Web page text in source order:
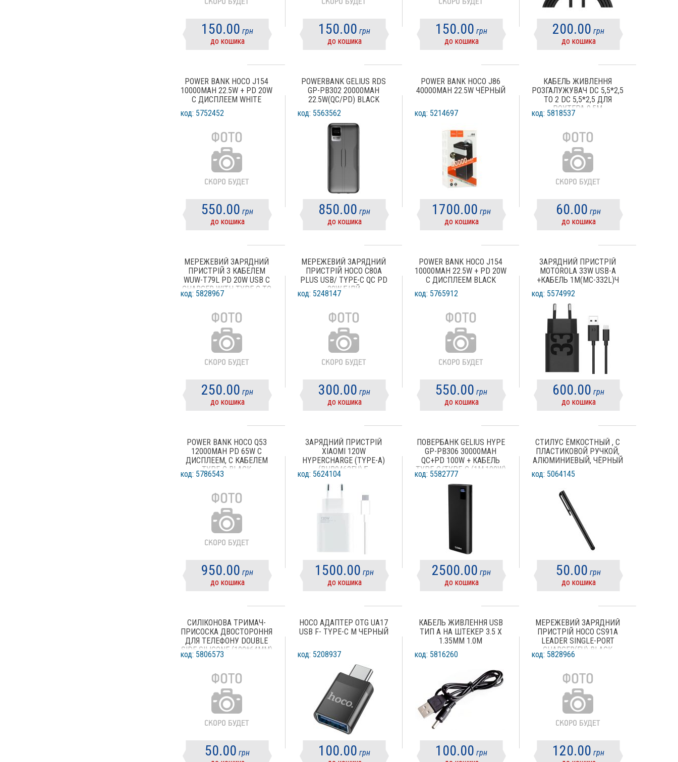
150.00 грн
до кошика
150.00 грн
до кошика
150.00 грн
до кошика
200.00 грн
до кошика
POWER BANK HOCO J154
10000MAH 22.5W + PD 20W
С ДИСПЛЕЕМ WHITE
код: 5752452
550.00 грн
до кошика
POWERBANK GELIUS RDS
GP-PB302 20000MAH
22.5W(QC/PD) BLACK
код: 5563562
850.00 грн
до кошика
POWER BANK HOCO J86
40000MAH 22.5W ЧЁРНЫЙ
код: 5214697
1700.00 грн
до кошика
КАБЕЛЬ ЖИВЛЕННЯ
РОЗГАЛУЖУВАЧ DC 5,5*2,5
TO 2 DC 5,5*2,5 ДЛЯ
РОУТЕРА 0,5М
код: 5818537
60.00 грн
до кошика
МЕРЕЖЕВИЙ ЗАРЯДНИЙ
ПРИСТРІЙ З КАБЕЛЕМ
WUW-T79L PD 20W USB C
CHARGER WITH TYPE C TO
TYPE C CABLE
код: 5828967
250.00 грн
до кошика
МЕРЕЖЕВИЙ ЗАРЯДНИЙ
ПРИСТРІЙ HOCO C80A
PLUS USB/ TYPE-C QC PD
20W БІЛЙ
код: 5248147
300.00 грн
до кошика
POWER BANK HOCO J154
10000MAH 22.5W + PD 20W
С ДИСПЛЕЕМ BLACK
код: 5765912
550.00 грн
до кошика
ЗАРЯДНИЙ ПРИСТРІЙ
MOTOROLA 33W USB-А
+КАБЕЛЬ 1M(MC-332L)Ч
код: 5574992
600.00 грн
до кошика
POWER BANK HOCO Q53
12000MAH PD 65W С
ДИСПЛЕЕМ, С КАБЕЛЕМ
TYPE-C BLACK
код: 5786543
950.00 грн
до кошика
ЗАРЯДНИЙ ПРИСТРІЙ
XIAOMI 120W
HYPERCHARGE (TYPE-A)
(BHR9462EU) Б
код: 5624104
1500.00 грн
до кошика
ПОВЕРБАНК GELIUS HYPE
GP-PB306 30000MAH
QC+PD 100W + КАБЕЛЬ
TYPE-C/TYPE-C (1M,100W)
BLACK (ДЛЯ НОУТБУКА)
код: 5582777
2500.00 грн
до кошика
СТИЛУС ЁМКОСТНЫЙ , С
ПЛАСТИКОВОЙ РУЧКОЙ,
АЛЮМИНИЕВЫЙ, ЧЁРНЫЙ
код: 5064145
50.00 грн
до кошика
СИЛІКОНОВА ТРИМАЧ-
ПРИСОСКА ДВОСТОРОННЯ
ДЛЯ ТЕЛЕФОНУ DOUBLE
SIDE SILICONE (100*64ММ)
(ПРОЗОРИЙ)
код: 5806573
50.00 грн
HOCO АДАПТЕР OTG UA17
USB F- TYPE-C M ЧЕРНЫЙ
код: 5208937
100.00 грн
КАБЕЛЬ ЖИВЛЕННЯ USB
ТИП A НА ШТЕКЕР 3.5 Х
1.35ММ 1.0М
код: 5816260
100.00 грн
МЕРЕЖЕВИЙ ЗАРЯДНИЙ
ПРИСТРІЙ HOCO CS91A
LEADER SINGLE-PORT
CHARGER(EU) BLACK
код: 5828966
120.00 грн